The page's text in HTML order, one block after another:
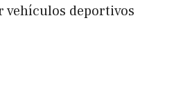
vehículos deportivos